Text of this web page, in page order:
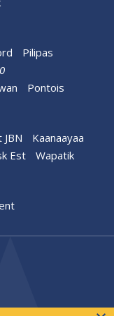
Pilipas
Pontois
Kaanaayaa
Est Wapatik